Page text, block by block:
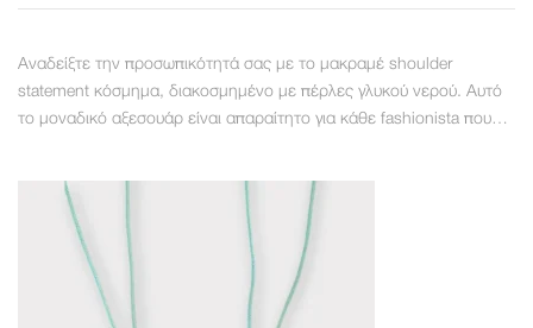
Αναδείξτε την προσωπικότητά σας με το μακραμέ shoulder
statement κόσμημα, διακοσμημένο με πέρλες γλυκού νερού. Αυτό
το μοναδικό αξεσουάρ είναι απαραίτητο για κάθε fashionista που…